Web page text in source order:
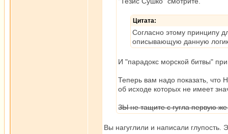
Цитата:
Согласно этому принципу
описывающую данную
И "парадокс морской битвы"
Теперь вам надо показать, что
об исходе которых не имеет
ЗЫ не тащите с гугла первую
Вы нагуглили и написали глупость.